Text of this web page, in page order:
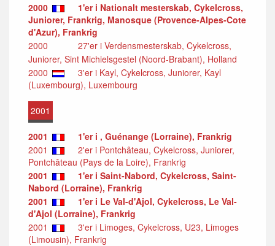
2000
1'er i Nationalt mesterskab, Cykelcross,
Juniorer, Frankrig, Manosque (Provence-Alpes-Cote
d'Azur), Frankrig
2000
27'er i Verdensmesterskab, Cykelcross,
Juniorer, Sint Michielsgestel (Noord-Brabant), Holland
2000
3'er i Kayl, Cykelcross, Juniorer, Kayl
(Luxembourg), Luxembourg
2001
2001
1'er i , Guénange (Lorraine), Frankrig
2001
2'er i Pontchâteau, Cykelcross, Juniorer,
Pontchâteau (Pays de la Loire), Frankrig
2001
1'er i Saint-Nabord, Cykelcross, Saint-
Nabord (Lorraine), Frankrig
2001
1'er i Le Val-d'Ajol, Cykelcross, Le Val-
d'Ajol (Lorraine), Frankrig
2001
3'er i Limoges, Cykelcross, U23, Limoges
(Limousin), Frankrig